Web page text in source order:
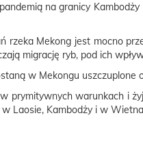
na granicy
rzeka Mekong jest mocno
migrację ryb, pod ich
w Mekongu uszczuplone
prymitywnych warunkach i
Laosie, Kambodży i w